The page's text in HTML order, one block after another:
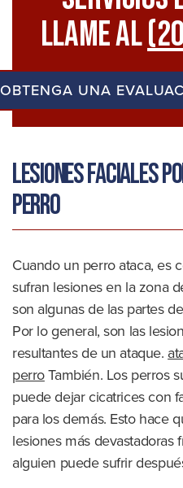
Llame Al
OBTENGA UNA
Lesiones faciales
perro
Cuando un perro ataca, es
sufran lesiones en la zona
son algunas de las partes
Por lo general, son las
resultantes de un ataque.
perroTambién. Los perros
puede dejar cicatrices con
para los demás. Esto hace
lesiones más
alguien puede sufrir